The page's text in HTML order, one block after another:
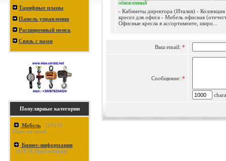
Тарифные планы
Панель управления
Расширенный поиск
Связь с нами
Популярные категории
Мебель (24235
Просмотров)
Бизнес-информация
(17874 Просмотров)
обновленный
- Кабинеты директора (Италия) - Коллекция
кресел для офиса - Мебель офисная
Офисные кресла в ассортименте, широ...
Ваш email: *
Сообщение: *